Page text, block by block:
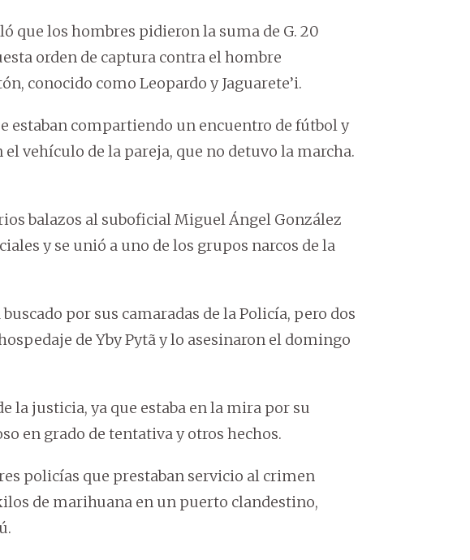
que los hombres pidieron la suma de G. 20
orden de captura contra el hombre
conocido como Leopardo y Jaguarete’i.
estaban compartiendo un encuentro de fútbol y
vehículo de la pareja, que no detuvo la marcha.
balazos al suboficial Miguel Ángel González
y se unió a uno de los grupos narcos de la
por sus camaradas de la Policía, pero dos
de Yby Pytã y lo asesinaron el domingo
la justicia, ya que estaba en la mira por su
en grado de tentativa y otros hechos.
policías que prestaban servicio al crimen
de marihuana en un puerto clandestino,